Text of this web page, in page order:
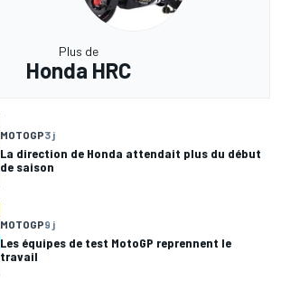
Plus de
Honda HRC
MOTOGP3 j
La direction de Honda attendait plus du début
de saison
MOTOGP9 j
Les équipes de test MotoGP reprennent le
travail